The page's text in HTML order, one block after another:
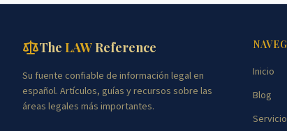
The LAWReference
Su fuente confiable de información legal en
español. Artículos, guías y recursos sobre las
áreas legales más importantes.
Inicio
Blog